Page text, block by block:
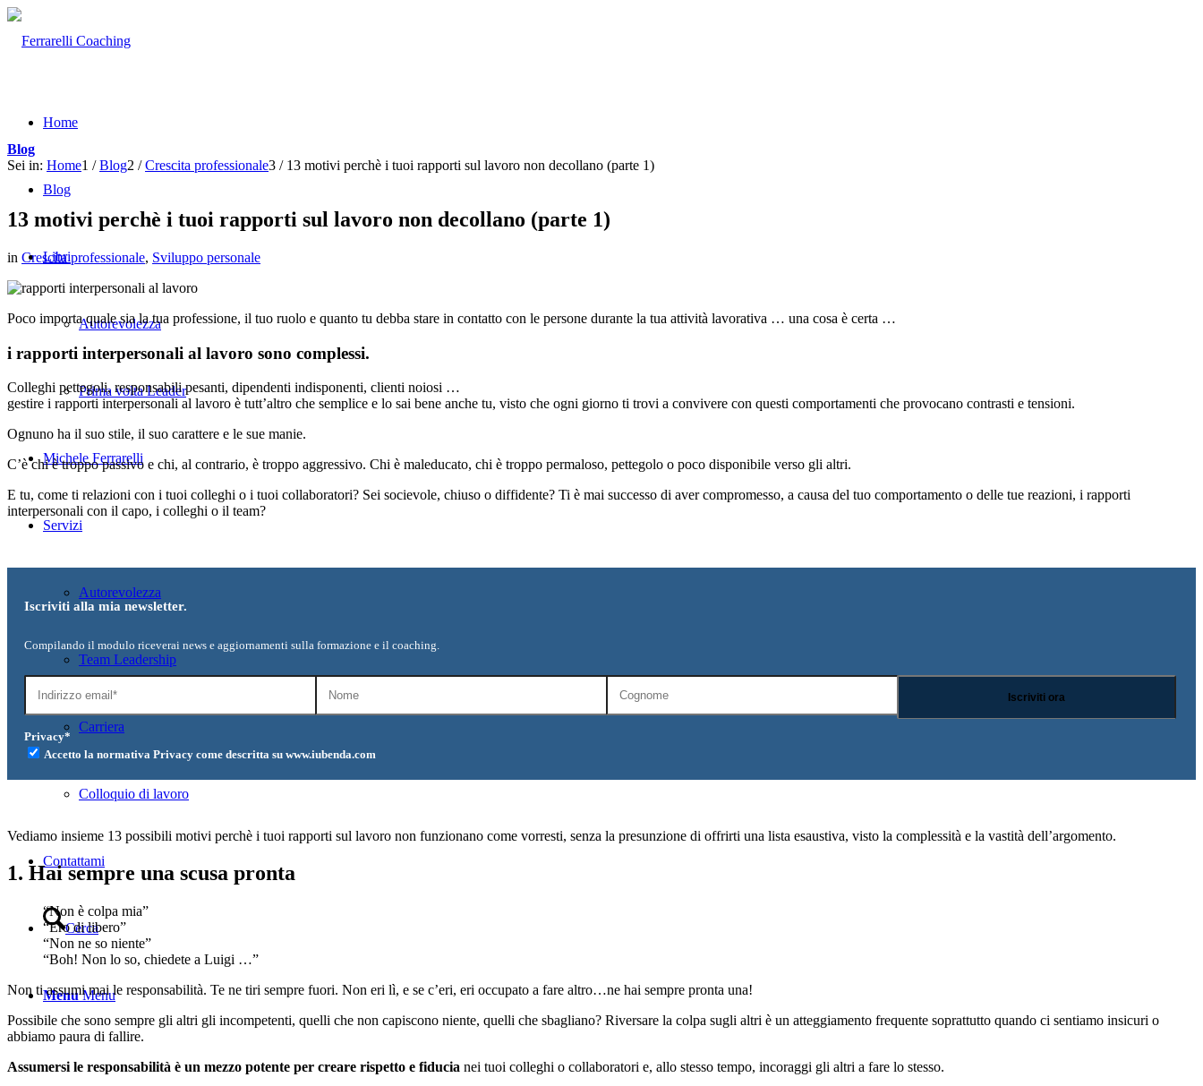
Home
Blog
Libri
Autorevolezza
Prima volta Leader
Michele Ferrarelli
Servizi
Autorevolezza
Team Leadership
Carriera
Colloquio di lavoro
Contattami
Cerca
Menu Menu
Blog
Sei in: Home1 / Blog2 / Crescita professionale3 / 13 motivi perchè i tuoi rapporti sul lavoro non decollano (parte 1)
13 motivi perchè i tuoi rapporti sul lavoro non decollano (parte 1)
in Crescita professionale, Sviluppo personale
Poco importa quale sia la tua professione, il tuo ruolo e quanto tu debba stare in contatto con le persone durante la tua attività lavorativa … una cosa è certa …
i rapporti interpersonali al lavoro sono complessi.
Colleghi pettegoli, responsabili pesanti, dipendenti indisponenti, clienti noiosi …
gestire i rapporti interpersonali al lavoro è tutt’altro che semplice e lo sai bene anche tu, visto che ogni giorno ti trovi a convivere con questi comportamenti che provocano contrasti e tensioni.
Ognuno ha il suo stile, il suo carattere e le sue manie.
C’è chi è troppo passivo e chi, al contrario, è troppo aggressivo. Chi è maleducato, chi è troppo permaloso, pettegolo o poco disponibile verso gli altri.
E tu, come ti relazioni con i tuoi colleghi o i tuoi collaboratori? Sei socievole, chiuso o diffidente? Ti è mai successo di aver compromesso, a causa del tuo comportamento o delle tue reazioni, i rapporti
interpersonali con il capo, i colleghi o il team?
Iscriviti alla mia newsletter.
Compilando il modulo riceverai news e aggiornamenti sulla formazione e il coaching.
Privacy*
Accetto la normativa Privacy come descritta su www.iubenda.com
Vediamo insieme 13 possibili motivi perchè i tuoi rapporti sul lavoro non funzionano come vorresti, senza la presunzione di offrirti una lista esaustiva, visto la complessità e la vastità dell’argomento.
1. Hai sempre una scusa pronta
“Non è colpa mia”
“Ero di libero”
“Non ne so niente”
“Boh! Non lo so, chiedete a Luigi …”
Non ti assumi mai le responsabilità. Te ne tiri sempre fuori. Non eri lì, e se c’eri, eri occupato a fare altro…ne hai sempre pronta una!
Possibile che sono sempre gli altri gli incompetenti, quelli che non capiscono niente, quelli che sbagliano? Riversare la colpa sugli altri è un atteggiamento frequente soprattutto quando ci sentiamo insicuri o
abbiamo paura di fallire.
Assumersi le responsabilità è un mezzo potente per creare rispetto e fiducia nei tuoi colleghi o collaboratori e, allo stesso tempo, incoraggi gli altri a fare lo stesso.